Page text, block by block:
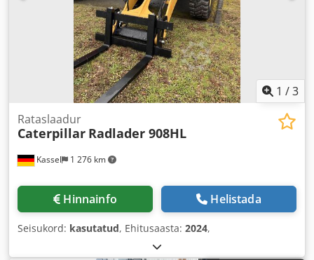
1 /3
Kassel 1 276 km
Rataslaadur
Caterpillar Radlader 908HL
Hinnainfo Helistada
Seisukord: kasutatud, Ehitusaasta: 2024,